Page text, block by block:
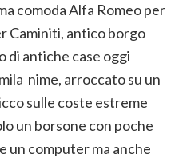
comoda Alfa Romeo per
Caminiti, antico borgo
di antiche case oggi
nime, arroccato su un
sulle coste estreme
un borsone con poche
un computer ma anche